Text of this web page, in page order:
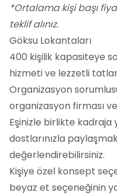
*Ortalama kişi başı
teklif alınız.
Göksu Lokantaları
400 kişilik kapasiteye
hizmeti ve lezzetli
Organizasyon
organizasyon firması
Eşinizle birlikte kadraja
dostlarınızla
değerlendirebilirsiniz.
Kişiye özel konsept
beyaz et seçeneğinin